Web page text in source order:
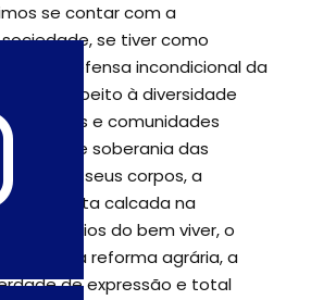
se contar com a
se tiver como
a defensa incondicional da
do respeito à diversidade
dos povos e comunidades
e soberania das
vida e seus corpos, a
do planeta calcada na
princípios do bem viver, o
Laico, a reforma agrária, a
de expressão e total